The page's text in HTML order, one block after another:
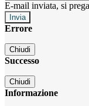
E-mail inviata, si
Errore
Chiudi
Successo
Chiudi
Informazione